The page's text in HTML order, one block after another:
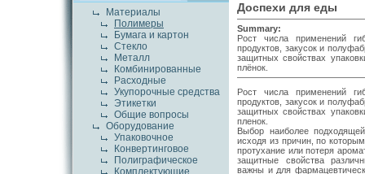
Материалы
Полимеры
Бумага и картон
Стекло
Металл
Комбинированные
Расходные
Укупорочные средства
Этикетки
Общие вопросы
Оборудование
Упаковочное
Конвертинговое
Полиграфическое
Комплектующие
Доспехи для еды
Summary:
Рост числа применений
продуктов, закусок и
защитных свойствах
плёнок.
Рост числа применений
продуктов, закусок и
защитных свойствах
пленок.
Выбор наиболее
исходя из причин, по
протухание или потеря
защитные свойства
важны и для